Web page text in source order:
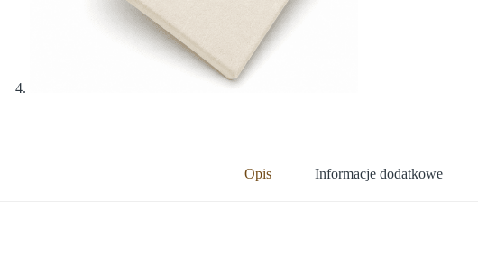
Opis Informacje dodatkowe